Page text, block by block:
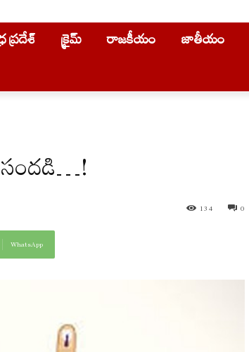
ప్రదేశ్ క్రైమ్ రాజకీయం జాతీయం
సందడి…!
0
134
WhatsApp